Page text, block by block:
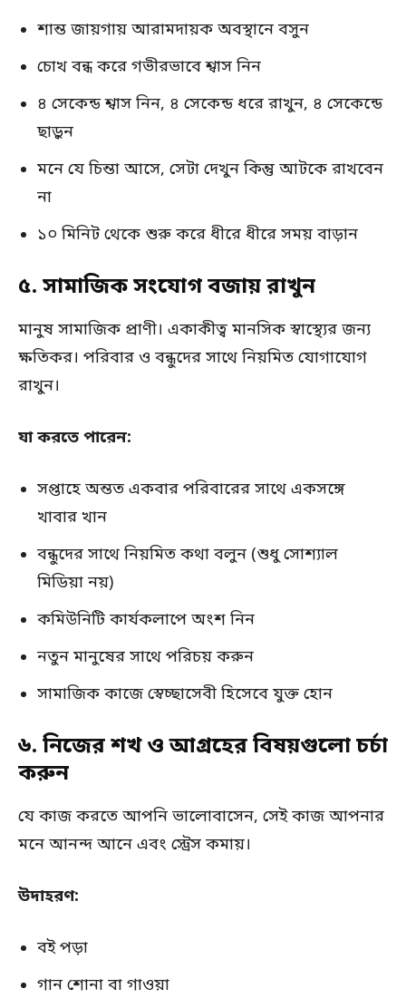
শান্ত জায়গায় আরামদায়ক অবস্থানে বসুন
চোখ বন্ধ করে গভীরভাবে শ্বাস নিন
৪ সেকেন্ড শ্বাস নিন, ৪ সেকেন্ড ধরে রাখুন, ৪ সেকেন্ডে
ছাড়ুন
মনে যে চিন্তা আসে, সেটা দেখুন কিন্তু আটকে রাখবেন
না
১০ মিনিট থেকে শুরু করে ধীরে ধীরে সময় বাড়ান
৫. সামাজিক সংযোগ বজায় রাখুন
মানুষ সামাজিক প্রাণী। একাকীত্ব মানসিক স্বাস্থ্যের জন্য
ক্ষতিকর। পরিবার ও বন্ধুদের সাথে নিয়মিত যোগাযোগ
রাখুন।
যা করতে পারেন:
সপ্তাহে অন্তত একবার পরিবারের সাথে একসঙ্গে
খাবার খান
বন্ধুদের সাথে নিয়মিত কথা বলুন (শুধু সোশ্যাল
মিডিয়া নয়)
কমিউনিটি কার্যকলাপে অংশ নিন
নতুন মানুষের সাথে পরিচয় করুন
সামাজিক কাজে স্বেচ্ছাসেবী হিসেবে যুক্ত হোন
৬. নিজের শখ ও আগ্রহের বিষয়গুলো চর্চা
করুন
যে কাজ করতে আপনি ভালোবাসেন, সেই কাজ আপনার
মনে আনন্দ আনে এবং স্ট্রেস কমায়।
উদাহরণ:
বই পড়া
গান শোনা বা গাওয়া